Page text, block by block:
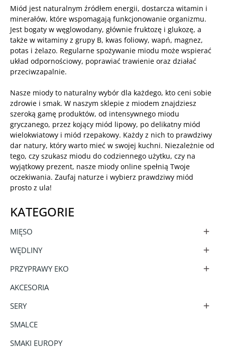
KATEGORIE
MIĘSO 
WĘDLINY 
PRZYPRAWY EKO 
AKCESORIA
SERY

SMALCE
SMAKI EUROPY
Miód jest naturalnym źródłem energii, dostarcza witamin i
minerałów, które wspomagają funkcjonowanie organizmu.
Jest bogaty w węglowodany, głównie fruktozę i glukozę, a
także w witaminy z grupy B, kwas foliowy, wapń, magnez,
potas i żelazo. Regularne spożywanie miodu może wspierać
układ odpornościowy, poprawiać trawienie oraz działać
przeciwzapalnie.
Nasze miody to naturalny wybór dla każdego, kto ceni sobie
zdrowie i smak. W naszym sklepie z miodem znajdziesz
szeroką gamę produktów, od intensywnego miodu
gryczanego, przez kojący miód lipowy, po delikatny miód
wielokwiatowy i miód rzepakowy. Każdy z nich to prawdziwy
dar natury, który warto mieć w swojej kuchni. Niezależnie od
tego, czy szukasz miodu do codziennego użytku, czy na
wyjątkowy prezent, nasze miody online spełnią Twoje
oczekiwania. Zaufaj naturze i wybierz prawdziwy miód
prosto z ula!